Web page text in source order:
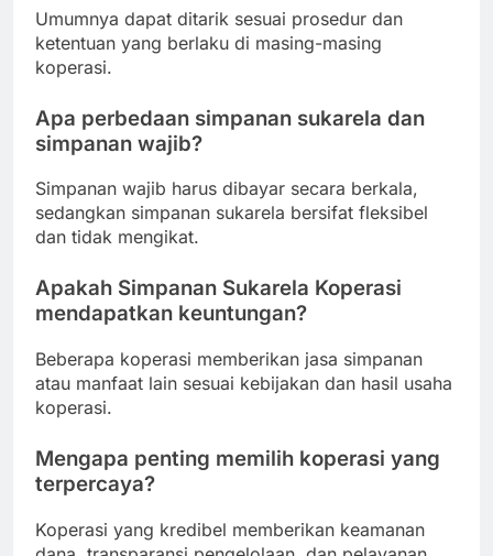
Umumnya dapat ditarik sesuai prosedur dan
ketentuan yang berlaku di masing-masing
koperasi.
Apa perbedaan simpanan sukarela dan
simpanan wajib?
Simpanan wajib harus dibayar secara berkala,
sedangkan simpanan sukarela bersifat fleksibel
dan tidak mengikat.
Apakah Simpanan Sukarela Koperasi
mendapatkan keuntungan?
Beberapa koperasi memberikan jasa simpanan
atau manfaat lain sesuai kebijakan dan hasil usaha
koperasi.
Mengapa penting memilih koperasi yang
terpercaya?
Koperasi yang kredibel memberikan keamanan